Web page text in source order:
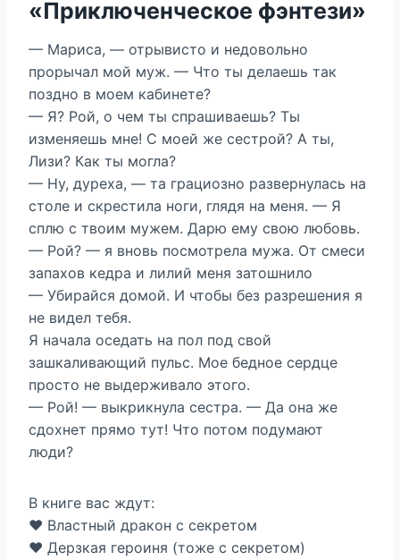
«Приключенческое фэнтези»
— Мариса, — отрывисто и недовольно
прорычал мой муж. — Что ты делаешь так
поздно в моем кабинете?
— Я? Рой, о чем ты спрашиваешь? Ты
изменяешь мне! С моей же сестрой? А ты,
Лизи? Как ты могла?
— Ну, дуреха, — та грациозно развернулась на
столе и скрестила ноги, глядя на меня. — Я
сплю с твоим мужем. Дарю ему свою любовь.
— Рой? — я вновь посмотрела мужа. От смеси
запахов кедра и лилий меня затошнило
— Убирайся домой. И чтобы без разрешения я
не видел тебя.
Я начала оседать на пол под свой
зашкаливающий пульс. Мое бедное сердце
просто не выдерживало этого.
— Рой! — выкрикнула сестра. — Да она же
сдохнет прямо тут! Что потом подумают
люди?
В книге вас ждут:
❤️ Властный дракон с секретом
❤️ Дерзкая героиня (тоже с секретом)